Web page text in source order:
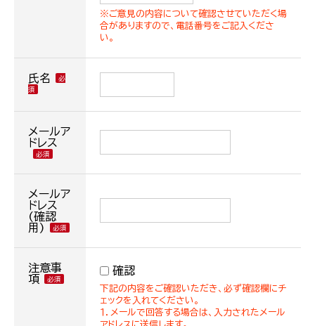
※ご意見の内容について確認させていただく場
合がありますので、電話番号をご記入くださ
い。
氏名
メールア
ドレス
メールア
ドレス
(確認
用)
注意事
項
確認
下記の内容をご確認いただき、必ず確認欄にチ
ェックを入れてください。
１．メールで回答する場合は、入力されたメール